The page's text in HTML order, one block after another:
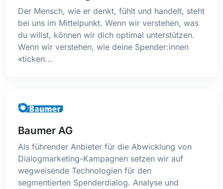
Der Mensch, wie er denkt, fühlt und handelt, steht
bei uns im Mittelpunkt. Wenn wir verstehen, was
du willst, können wir dich optimal unterstützen.
Wenn wir verstehen, wie deine Spender:innen
«ticken...
Baumer AG
Als führender Anbieter für die Abwicklung von
Dialogmarketing-Kampagnen setzen wir auf
wegweisende Technologien für den
segmentierten Spenderdialog. Analyse und